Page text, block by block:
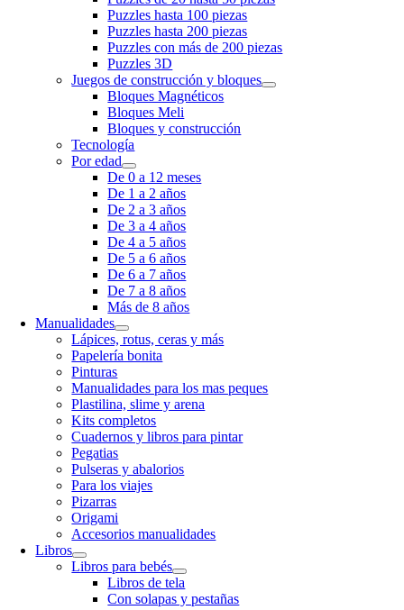
Puzzles hasta 100 piezas
Puzzles hasta 200 piezas
Puzzles con más de 200 piezas
Puzzles 3D
Juegos de construcción y bloques
Bloques Magnéticos
Bloques Meli
Bloques y construcción
Tecnología
Por edad
De 0 a 12 meses
De 1 a 2 años
De 2 a 3 años
De 3 a 4 años
De 4 a 5 años
De 5 a 6 años
De 6 a 7 años
De 7 a 8 años
Más de 8 años
Manualidades
Lápices, rotus, ceras y más
Papelería bonita
Pinturas
Manualidades para los mas peques
Plastilina, slime y arena
Kits completos
Cuadernos y libros para pintar
Pegatias
Pulseras y abalorios
Para los viajes
Pizarras
Origami
Accesorios manualidades
Libros
Libros para bebés
Libros de tela
Con solapas y pestañas